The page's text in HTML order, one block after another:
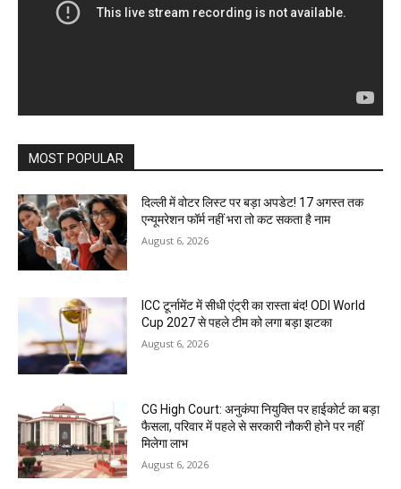
MOST POPULAR
दिल्ली में वोटर लिस्ट पर बड़ा अपडेट! 17 अगस्त तक
एन्यूमरेशन फॉर्म नहीं भरा तो कट सकता है नाम
August 6, 2026
ICC टूर्नामेंट में सीधी एंट्री का रास्ता बंद! ODI World
Cup 2027 से पहले टीम को लगा बड़ा झटका
August 6, 2026
CG High Court: अनुकंपा नियुक्ति पर हाईकोर्ट का बड़ा
फैसला, परिवार में पहले से सरकारी नौकरी होने पर नहीं
मिलेगा लाभ
August 6, 2026